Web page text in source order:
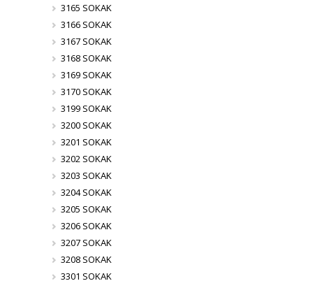
3165 SOKAK
3166 SOKAK
3167 SOKAK
3168 SOKAK
3169 SOKAK
3170 SOKAK
3199 SOKAK
3200 SOKAK
3201 SOKAK
3202 SOKAK
3203 SOKAK
3204 SOKAK
3205 SOKAK
3206 SOKAK
3207 SOKAK
3208 SOKAK
3301 SOKAK